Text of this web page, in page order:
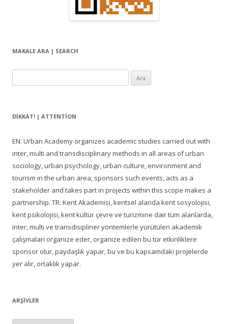
MAKALE ARA | SEARCH
DIKKAT! | ATTENTION
EN: Urban Academy organizes academic studies carried out with
inter, multi and transdisciplinary methods in all areas of urban
sociology, urban psychology, urban culture, environment and
tourism in the urban area, sponsors such events, acts as a
stakeholder and takes part in projects within this scope makes a
partnership. TR: Kent Akademisi, kentsel alanda kent sosyolojisi,
kent psikolojisi, kent kültür çevre ve turizmine dair tüm alanlarda,
inter, multi ve transdisipliner yöntemlerle yürütülen akademik
çalışmaları organize eder, organize edilen bu tür etkinliklere
sponsor olur, paydaşlık yapar, bu ve bu kapsamdaki projelerde
yer alır, ortaklık yapar.
ARŞIVLER
Arşivler